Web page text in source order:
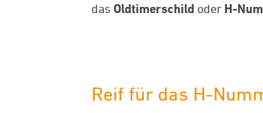
das Oldtimerschild oder H-
Reif für das H-